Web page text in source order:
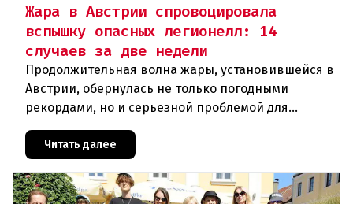
Жара в Австрии спровоцировала
вспышку опасных легионелл: 14
случаев за две недели
Продолжительная волна жары, установившейся в
Австрии, обернулась не только погодными
рекордами, но и серьезной проблемой для
рост случаев заражения легионел
Читать далее